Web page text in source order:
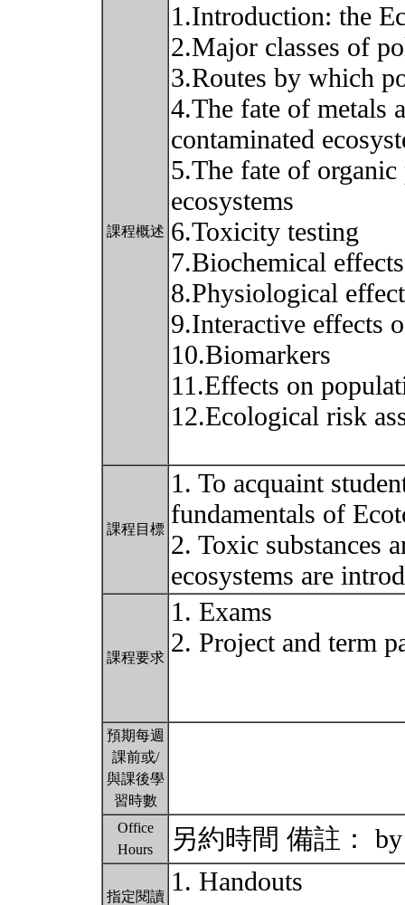
課程概述
1.Introduction: the
2.Major classes of
3.Routes by which
4.The fate of metals
contaminated
5.The fate of
ecosystems
6.Toxicity testing
7.Biochemical
8.Physiological
9.Interactive effects
10.Biomarkers
11.Effects on
12.Ecological risk
課程目標
1. To acquaint
fundamentals of
2. Toxic substances
ecosystems are
課程要求
1. Exams
2. Project and term
預期每週
課前或/
與課後學
習時數
Office
Hours
另約時間 備註：
指定閱讀 1. Handouts